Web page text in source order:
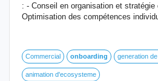
: - Conseil en organisation et stratégie
Optimisation des compétences
Commercial onboarding generation
animation d'ecosysteme